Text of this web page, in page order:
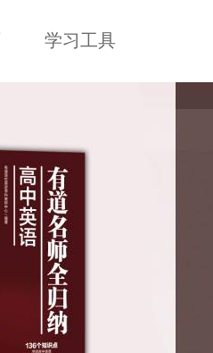
学习工具